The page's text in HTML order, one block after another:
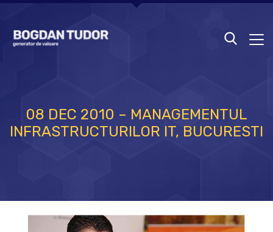
08 DEC 2010 – MANAGEMENTUL
INFRASTRUCTURILOR IT, BUCURESTI